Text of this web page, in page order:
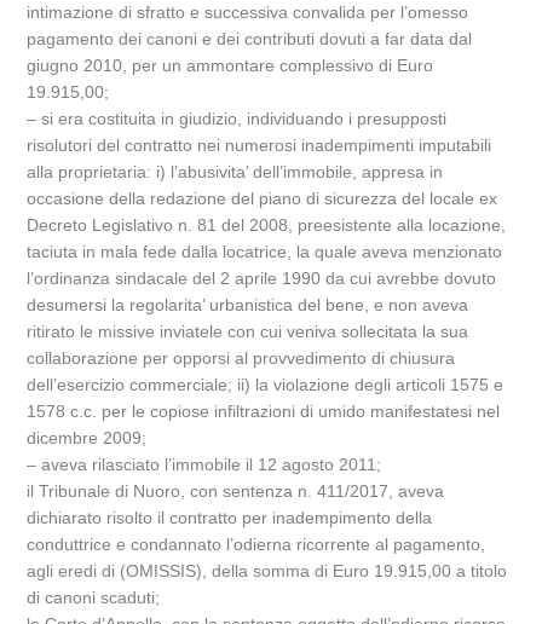
intimazione di sfratto e successiva convalida per l’omesso
pagamento dei canoni e dei contributi dovuti a far data dal
giugno 2010, per un ammontare complessivo di Euro
19.915,00;
– si era costituita in giudizio, individuando i presupposti
risolutori del contratto nei numerosi inadempimenti imputabili
alla proprietaria: i) l’abusivita’ dell’immobile, appresa in
occasione della redazione del piano di sicurezza del locale ex
Decreto Legislativo n. 81 del 2008, preesistente alla locazione,
taciuta in mala fede dalla locatrice, la quale aveva menzionato
l’ordinanza sindacale del 2 aprile 1990 da cui avrebbe dovuto
desumersi la regolarita’ urbanistica del bene, e non aveva
ritirato le missive inviatele con cui veniva sollecitata la sua
collaborazione per opporsi al provvedimento di chiusura
dell’esercizio commerciale; ii) la violazione degli articoli 1575 e
1578 c.c. per le copiose infiltrazioni di umido manifestatesi nel
dicembre 2009;
– aveva rilasciato l’immobile il 12 agosto 2011;
il Tribunale di Nuoro, con sentenza n. 411/2017, aveva
dichiarato risolto il contratto per inadempimento della
conduttrice e condannato l’odierna ricorrente al pagamento,
agli eredi di (OMISSIS), della somma di Euro 19.915,00 a titolo
di canoni scaduti;